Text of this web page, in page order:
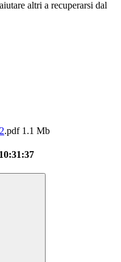
altri a recuperarsi dal
.pdf1.1 Mb